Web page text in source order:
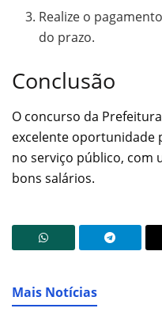
Realize o
do prazo.
Conclusão
O concurso da
excelente oportunidade
no serviço público, com
bons salários.
Mais Notícias